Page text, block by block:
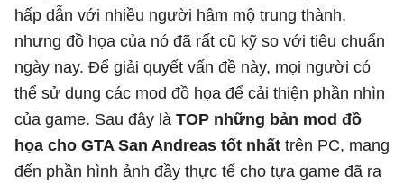
hấp dẫn với nhiều người hâm mộ trung thành,
nhưng đồ họa của nó đã rất cũ kỹ so với tiêu chuẩn
ngày nay. Để giải quyết vấn đề này, mọi người có
thể sử dụng các mod đồ họa để cải thiện phần nhìn
của game. Sau đây là TOP những bản mod đồ
họa cho GTA San Andreas tốt nhất trên PC, mang
đến phần hình ảnh đầy thực tế cho tựa game đã ra